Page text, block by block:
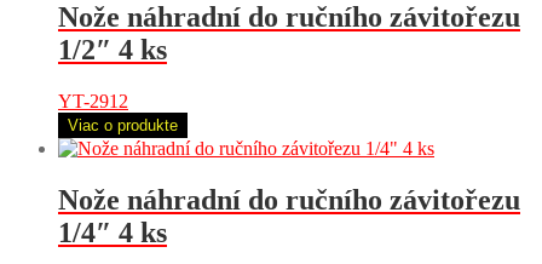
Nože náhradní do ručního závitořezu
1/2″ 4 ks
YT-2912
Viac o produkte
Nože náhradní do ručního závitořezu
1/4″ 4 ks